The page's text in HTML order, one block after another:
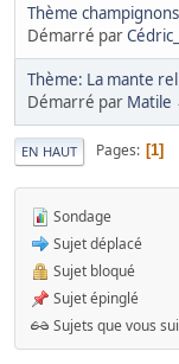
Thème
Démarré par
Thème: La mante
Démarré par Matile
EN HAUT Pages 1
Sondage
Sujet déplacé
Sujet bloqué
Sujet épinglé
Sujets que vous